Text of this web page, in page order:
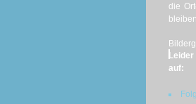
die
auf: